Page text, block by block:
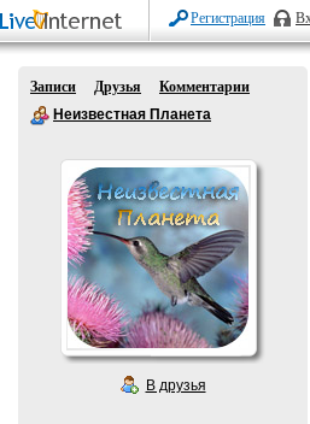
Регистрация
Записи Друзья
Комментарии
Неизвестная Планета
В друзья